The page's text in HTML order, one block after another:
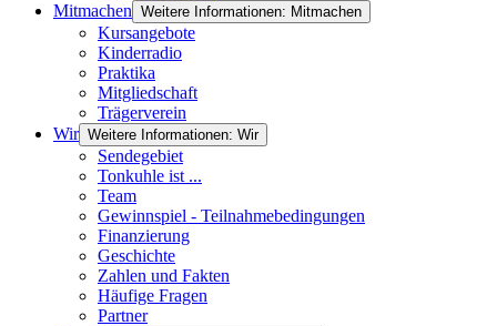
Mitmachen Weitere Informationen: Mitmachen
Kursangebote
Kinderradio
Praktika
Mitgliedschaft
Trägerverein
Wir Weitere Informationen: Wir
Sendegebiet
Tonkuhle ist ...
Team
Gewinnspiel - Teilnahmebedingungen
Finanzierung
Geschichte
Zahlen und Fakten
Häufige Fragen
Partner